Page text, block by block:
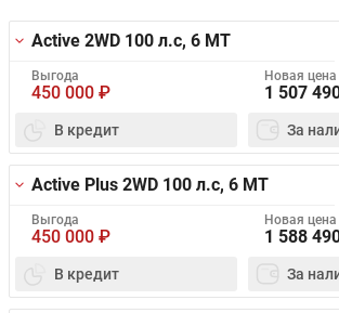
Active 2WD 100 л.с, 6 MT
Выгода
450 000 ₽
Новая цена
1 507
В кредит За
Active Plus 2WD 100 л.с, 6 MT
Выгода
450 000 ₽
Новая цена
1 588
В кредит За